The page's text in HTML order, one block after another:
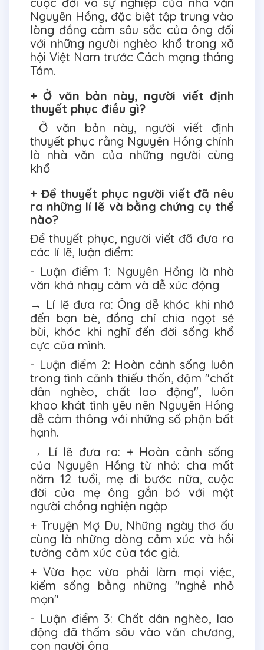
Nguyên Hồng, đặc biệt tập trung vào
lòng đồng cảm sâu sắc của ông đối
với những người nghèo khổ trong xã
hội Việt Nam trước Cách mạng tháng
Tám.
+ Ở văn bản này, người viết định
thuyết phục điều gì?
Ở văn bản này, người viết định
thuyết phục rằng Nguyên Hồng chính
là nhà văn của những người cùng
khổ
+ Để thuyết phục người viết đã nêu
ra những lí lẽ và bằng chứng cụ thể
nào?
Để thuyết phục, người viết đã đưa ra
các lí lẽ, luận điểm:
- Luận điểm 1: Nguyên Hồng là nhà
văn khá nhạy cảm và dễ xúc động
→ Lí lẽ đưa ra: Ông dễ khóc khi nhớ
đến bạn bè, đồng chí chia ngọt sẻ
bùi, khóc khi nghĩ đến đời sống khổ
cực của mình.
- Luận điểm 2: Hoàn cảnh sống luôn
trong tình cảnh thiếu thốn, đậm "chất
dân nghèo, chất lao động", luôn
khao khát tình yêu nên Nguyên Hồng
dễ cảm thông với những số phận bất
hạnh.
→ Lí lẽ đưa ra: + Hoàn cảnh sống
của Nguyên Hồng từ nhỏ: cha mất
năm 12 tuổi, mẹ đi bước nữa, cuộc
đời của mẹ ông gắn bó với một
người chồng nghiện ngập
+ Truyện Mợ Du, Những ngày thơ ấu
cùng là những dòng cảm xúc và hồi
tưởng cảm xúc của tác giả.
+ Vừa học vừa phải làm mọi việc,
kiếm sống bằng những "nghề nhỏ
mọn"
- Luận điểm 3: Chất dân nghèo, lao
động đã thấm sâu vào văn chương,
con người ông